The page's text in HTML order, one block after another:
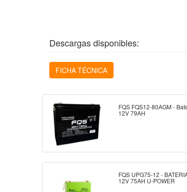
Descargas disponibles:
FICHA TÉCNICA
FQS FQS12-80AGM -
12V 79AH
FQS UPG75-12 -
12V 75AH U-POWER